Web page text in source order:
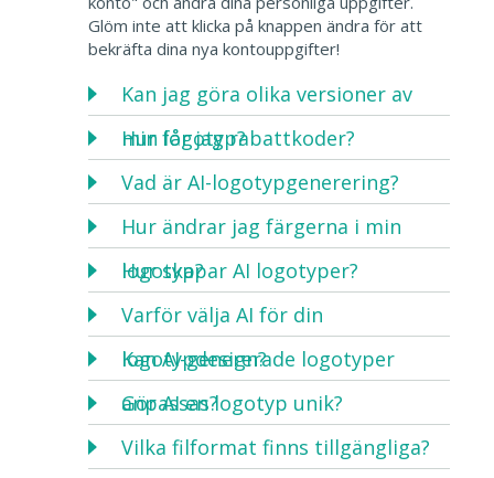
Glöm inte att klicka på knappen ändra för att
bekräfta dina nya kontouppgifter!
Kan jag göra olika versioner av
min logotyp?
Hur får jag rabattkoder?
Vad är AI-logotypgenerering?
Hur ändrar jag färgerna i min
logotyp?
Hur skapar AI logotyper?
Varför välja AI för din
logotypdesign?
Kan AI-genererade logotyper
anpassas?
Gör AI en logotyp unik?
Vilka filformat finns tillgängliga?